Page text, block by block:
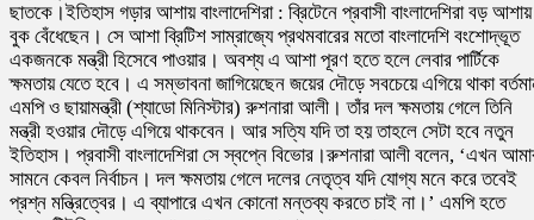
ছাতকে।ইতিহাস গড়ার আশায় বাংলাদেশিরা : ব্রিটেনে প্রবাসী বাংলাদেশিরা বড় আশায়
বুক বেঁধেছেন। সে আশা ব্রিটিশ সাম্রাজ্যে প্রথমবারের মতো বাংলাদেশি বংশোদ্ভূত
একজনকে মন্ত্রী হিসেবে পাওয়ার। অবশ্য এ আশা পূরণ হতে হলে লেবার পার্টিকে
ক্ষমতায় যেতে হবে। এ সম্ভাবনা জাগিয়েছেন জয়ের দৌড়ে সবচেয়ে এগিয়ে থাকা
এমপি ও ছায়ামন্ত্রী (শ্যাডো মিনিস্টার) রুশনারা আলী। তাঁর দল ক্ষমতায় গেলে তিনি
মন্ত্রী হওয়ার দৌড়ে এগিয়ে থাকবেন। আর সত্যি যদি তা হয় তাহলে সেটা হবে নতুন
ইতিহাস। প্রবাসী বাংলাদেশিরা সে স্বপ্নে বিভোর।রুশনারা আলী বলেন, ‘এখন
সামনে কেবল নির্বাচন। দল ক্ষমতায় গেলে দলের নেতৃত্ব যদি যোগ্য মনে করে তবেই
প্রশ্ন মন্ত্রিত্বের। এ ব্যাপারে এখন কোনো মন্তব্য করতে চাই না।’ এমপি হতে